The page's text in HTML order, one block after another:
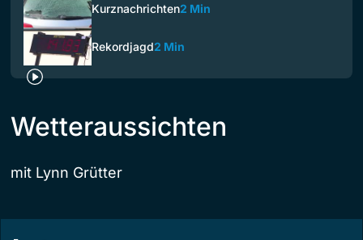
Kurznachrichten2 Min
Rekordjagd2 Min
Wetteraussichten
mit Lynn Grütter